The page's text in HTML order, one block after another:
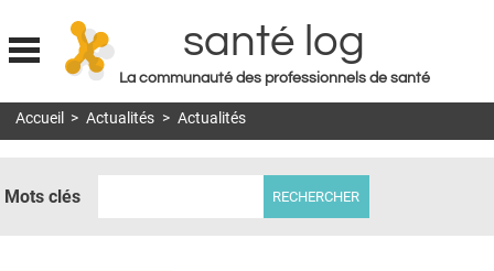
Jump to navigation
santé log
La communauté des professionnels de santé
MON COMPTE
Accueil > Actualités > Actualités
Mots clés